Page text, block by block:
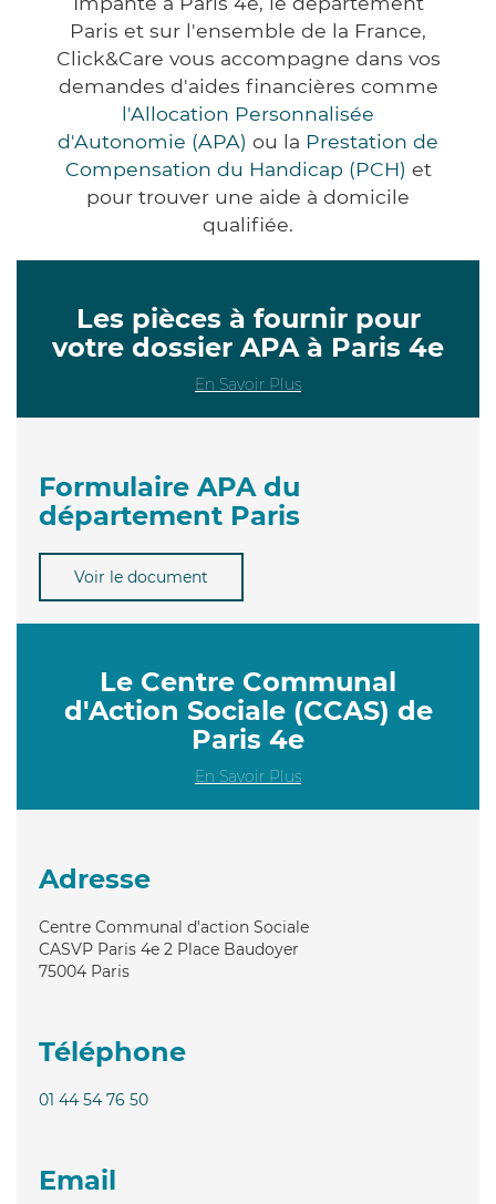
Paris et sur l'ensemble de la France,
Click&Care vous accompagne dans vos
demandes d'aides financières comme
l'Allocation Personnalisée
d'Autonomie (APA) ou la Prestation de
Compensation du Handicap (PCH) et
pour trouver une aide à domicile
qualifiée.
Les pièces à fournir pour
votre dossier APA à Paris 4e
En Savoir Plus
Formulaire APA du
département Paris
Voir le document
Le Centre Communal
d'Action Sociale (CCAS) de
Paris 4e
En Savoir Plus
Adresse
Centre Communal d'action Sociale
CASVP Paris 4e 2 Place Baudoyer
75004 Paris
Téléphone
01 44 54 76 50
Email